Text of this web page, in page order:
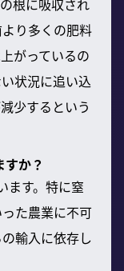
り多くの肥料
がっているの
状況に追い込
少するという
か？
ます。特に窒
た農業に不可
輸入に依存し